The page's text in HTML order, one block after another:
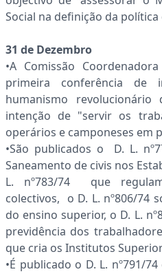
Social na definição da
31 de Dezembro
•A Comissão
primeira conferência de
humanismo
intenção de "servir os
operários e camponeses em
•São publicados o D. L.
Saneamento de civis nos
L. nº783/74 que
colectivos, o D. L. nº806/74
do ensino superior, o D. L.
previdência dos
que cria os Institutos
•É publicado o D. L. nº791/